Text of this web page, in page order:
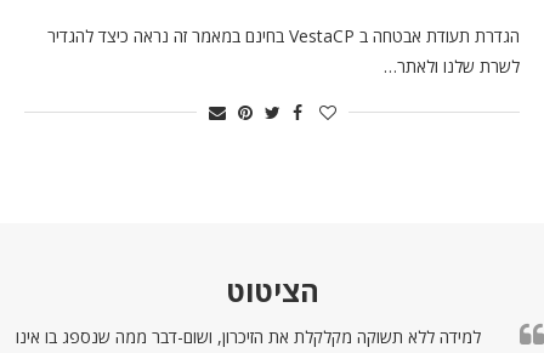
הגדרת תעודת אבטחה ב VestaCP בחינם במאמר זה נראה כיצד להגדיר
לשרת שלנו ולאתר…
הציטוט
למידה ללא תשוקה מקלקלת את הזיכרון, ושום-דבר ממה שנספג בו אינו